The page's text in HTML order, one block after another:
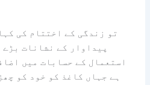
تو زندگی کے اختتام کی
پیداوار کے نشانات
استعمال کے حسابات میں
ہے جہاں کاغذ کو خود کو